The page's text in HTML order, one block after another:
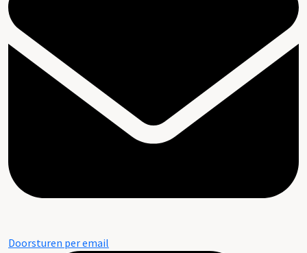
Doorsturen per email